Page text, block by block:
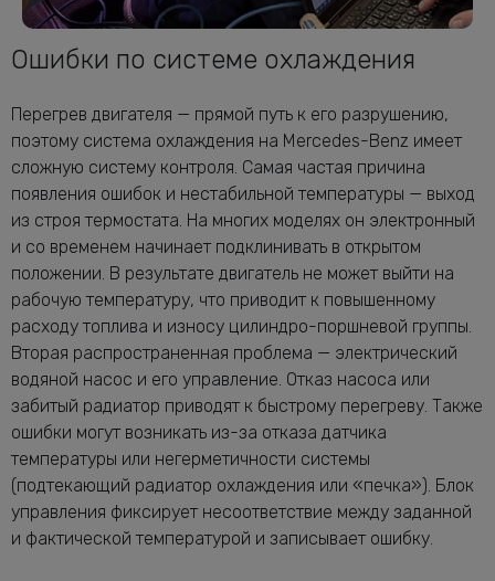
Ошибки по системе охлаждения
Перегрев двигателя — прямой путь к его разрушению,
поэтому система охлаждения на Mercedes-Benz имеет
сложную систему контроля. Самая частая причина
появления ошибок и нестабильной температуры — выход
из строя термостата. На многих моделях он электронный
и со временем начинает подклинивать в открытом
положении. В результате двигатель не может выйти на
рабочую температуру, что приводит к повышенному
расходу топлива и износу цилиндро-поршневой группы.
Вторая распространенная проблема — электрический
водяной насос и его управление. Отказ насоса или
забитый радиатор приводят к быстрому перегреву. Также
ошибки могут возникать из-за отказа датчика
температуры или негерметичности системы
(подтекающий радиатор охлаждения или «печка»). Блок
управления фиксирует несоответствие между заданной
и фактической температурой и записывает ошибку.